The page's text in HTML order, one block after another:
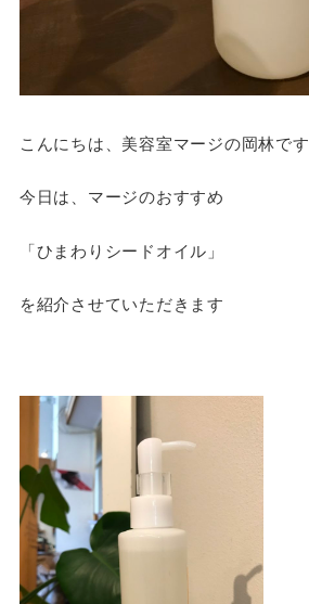
こんにちは、美容室マージの岡林です
今日は、マージのおすすめ
「ひまわりシードオイル」
を紹介させていただきます